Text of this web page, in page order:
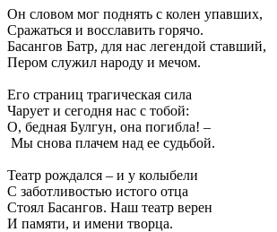
Он словом мог поднять с колен упавших,
Сражаться и восславить горячо.
Басангов Батр, для нас легендой ставший,
Пером служил народу и мечом.
Его страниц трагическая сила
Чарует и сегодня нас с тобой:
О, бедная Булгун, она погибла! –
Мы снова плачем над ее судьбой.
Театр рождался – и у колыбели
С заботливостью истого отца
Стоял Басангов. Наш театр верен
И памяти, и имени творца.